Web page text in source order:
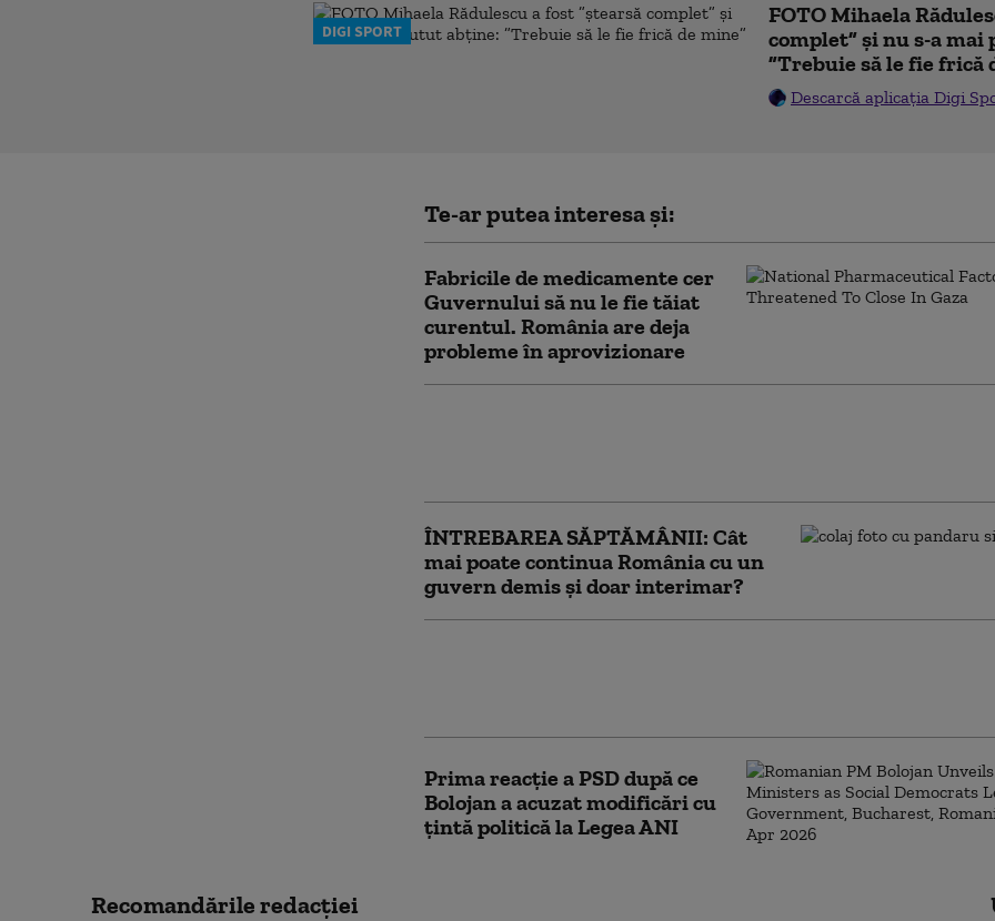
DIGI SPORT
FOTO Mihaela
complet” și nu s-a
”Trebuie să le fie frică
Descarcă aplicația Digi
Te-ar putea interesa și:
Fabricile de medicamente cer
Guvernului să nu le fie tăiat
curentul. România are deja
probleme în aprovizionare
ÎNTREBAREA SĂPTĂMÂNII: Cât
mai poate continua România cu un
guvern demis și doar interimar?
Prima reacție a PSD după ce
Bolojan a acuzat modificări cu
țintă politică la Legea ANI
Recomandările redacţiei